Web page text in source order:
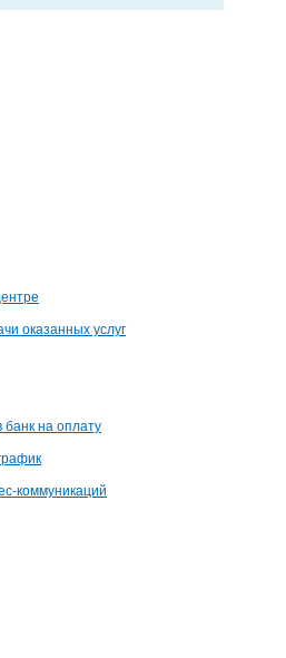
оказанных услуг
банк на оплату
коммуникаций